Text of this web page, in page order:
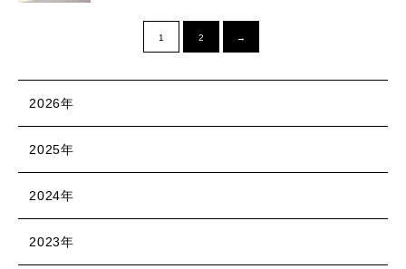
1 2 →
2026年
2025年
2024年
2023年